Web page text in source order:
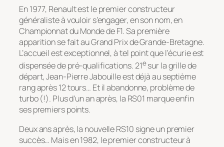
En 1977, Renault est le premier constructeur
généraliste à vouloir s’engager, en son nom, en
Championnat du Monde de F1. Sa première
apparition se fait au Grand Prix de Grande-Bretagne.
L’accueil est exceptionnel, à tel point que l’écurie est
dispensée de pré-qualifications. 21esur la grille de
départ, Jean-Pierre Jabouille est déjà au septième
rang après 12 tours… Et il abandonne, problème de
turbo (!). Plus d’un an après, la RS01 marque enfin
ses premiers points.
Deux ans après, la nouvelle RS10 signe un premier
succès… Mais en 1982, le premier constructeur à